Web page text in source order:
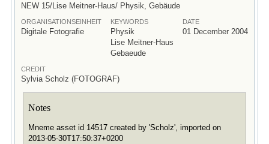
NEW 15/Lise Meitner-Haus/ Physik, Gebäude
ORGANISATIONSEINHEIT
Digitale Fotografie
KEYWORDS
Physik
Lise Meitner-Haus
Gebaeude
DATE
01 December 2004
CREDIT
Sylvia Scholz (FOTOGRAF)
Notes
Mneme asset id 14517 created by 'Scholz', imported on
2013-05-30T17:50:37+0200